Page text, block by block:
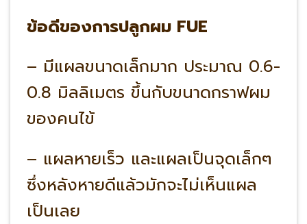
ข้อดีของการปลูกผม FUE
– มีแผลขนาดเล็กมาก ประมาณ 0.6-
0.8 มิลลิเมตร ขึ้นกับขนาดกราฟผม
ของคนไข้
– แผลหายเร็ว และแผลเป็นจุดเล็กๆ
ซึ่งหลังหายดีแล้วมักจะไม่เห็นแผล
เป็นเลย